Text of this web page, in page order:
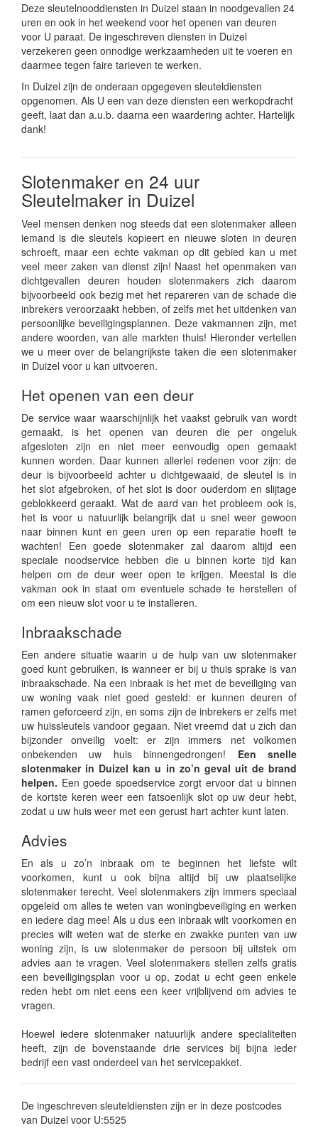
Deze sleutelnooddiensten in Duizel staan in noodgevallen 24
uren en ook in het weekend voor het openen van deuren
voor U paraat. De ingeschreven diensten in Duizel
verzekeren geen onnodige werkzaamheden uit te voeren en
daarmee tegen faire tarieven te werken.
In Duizel zijn de onderaan opgegeven sleuteldiensten
opgenomen. Als U een van deze diensten een werkopdracht
geeft, laat dan a.u.b. daarna een waardering achter. Hartelijk
dank!
Slotenmaker en 24 uur
Sleutelmaker in Duizel
Veel mensen denken nog steeds dat een slotenmaker alleen
iemand is die sleutels kopieert en nieuwe sloten in deuren
schroeft, maar een echte vakman op dit gebied kan u met
veel meer zaken van dienst zijn! Naast het openmaken van
dichtgevallen deuren houden slotenmakers zich daarom
bijvoorbeeld ook bezig met het repareren van de schade die
inbrekers veroorzaakt hebben, of zelfs met het uitdenken van
persoonlijke beveiligingsplannen. Deze vakmannen zijn, met
andere woorden, van alle markten thuis! Hieronder vertellen
we u meer over de belangrijkste taken die een slotenmaker
in Duizel voor u kan uitvoeren.
Het openen van een deur
De service waar waarschijnlijk het vaakst gebruik van wordt
gemaakt, is het openen van deuren die per ongeluk
afgesloten zijn en niet meer eenvoudig open gemaakt
kunnen worden. Daar kunnen allerlei redenen voor zijn: de
deur is bijvoorbeeld achter u dichtgewaaid, de sleutel is in
het slot afgebroken, of het slot is door ouderdom en slijtage
geblokkeerd geraakt. Wat de aard van het probleem ook is,
het is voor u natuurlijk belangrijk dat u snel weer gewoon
naar binnen kunt en geen uren op een reparatie hoeft te
wachten! Een goede slotenmaker zal daarom altijd een
speciale noodservice hebben die u binnen korte tijd kan
helpen om de deur weer open te krijgen. Meestal is die
vakman ook in staat om eventuele schade te herstellen of
om een nieuw slot voor u te installeren.
Inbraakschade
Een andere situatie waarin u de hulp van uw slotenmaker
goed kunt gebruiken, is wanneer er bij u thuis sprake is van
inbraakschade. Na een inbraak is het met de beveiliging van
uw woning vaak niet goed gesteld: er kunnen deuren of
ramen geforceerd zijn, en soms zijn de inbrekers er zelfs met
uw huissleutels vandoor gegaan. Niet vreemd dat u zich dan
bijzonder onveilig voelt: er zijn immers net volkomen
onbekenden uw huis binnengedrongen! Een snelle
slotenmaker in Duizel kan u in zo’n geval uit de brand
helpen. Een goede spoedservice zorgt ervoor dat u binnen
de kortste keren weer een fatsoenlijk slot op uw deur hebt,
zodat u uw huis weer met een gerust hart achter kunt laten.
Advies
En als u zo’n inbraak om te beginnen het liefste wilt
voorkomen, kunt u ook bijna altijd bij uw plaatselijke
slotenmaker terecht. Veel slotenmakers zijn immers speciaal
opgeleid om alles te weten van woningbeveiliging en werken
en iedere dag mee! Als u dus een inbraak wilt voorkomen en
precies wilt weten wat de sterke en zwakke punten van uw
woning zijn, is uw slotenmaker de persoon bij uitstek om
advies aan te vragen. Veel slotenmakers stellen zelfs gratis
een beveiligingsplan voor u op, zodat u echt geen enkele
reden hebt om niet eens een keer vrijblijvend om advies te
vragen.
Hoewel iedere slotenmaker natuurlijk andere specialiteiten
heeft, zijn de bovenstaande drie services bij bijna ieder
bedrijf een vast onderdeel van het servicepakket.
De ingeschreven sleuteldiensten zijn er in deze postcodes
van Duizel voor U:5525